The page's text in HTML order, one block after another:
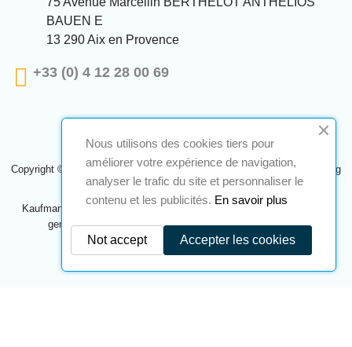
BAUEN E
13 290 Aix en Provence
+33 (0) 4 12 28 00 69
Copyright © 2024 A2S ATEX. Alle Rechte vorbehalten. Eine Realisierung
Navilog
Kaufmann, der von der offensichtlichen Meinung des Unternehmens
genehmigt wurde,Klicken Sie hier, um es zu überprüfen.
Nous utilisons des cookies tiers pour
améliorer votre expérience de navigation,
analyser le trafic du site et personnaliser le
contenu et les publicités. En savoir plus
Accepter les cookies
Not accept